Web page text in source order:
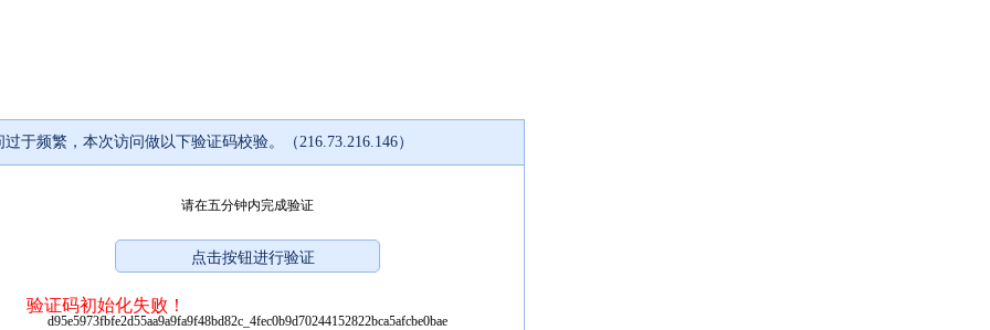
过于频繁，本次访问做以下验证码校验。（216.73.216.146）
请在五分钟内完成验证
验证码初始化失败！
d95e5973fbfe2d55aa9a9fa9f48bd82c_4fec0b9d70244152822bca5afcbe0bae